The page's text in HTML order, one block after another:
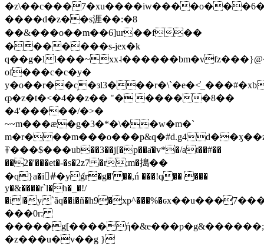
�z\��c���7�xu����iw���
����d�z��s涯��:�8
��&���o��m��6]ur��f��
�������s-jex�k
q��g�l
of���c�c�y�
ȹ�z�t�<�4��z�� "� �����8��
�4'�����/�>�
~~m���æ�g�3�*�\��w�m�`
ꁻ���$���ub��3��j[�p��a̽�v*�/at��#��
��2�'���et�-�s�2z7 �r;m�搗��
�q}a�i#ِ�yަgr�g�'��,ń ���!q�� ���
y�&����r`l�h�_�!/
�iǀ�y
���0r:
�z���u�v��g }